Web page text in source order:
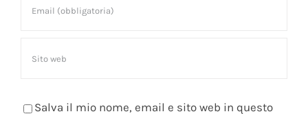
Salva il mio nome, email e sito web in questo